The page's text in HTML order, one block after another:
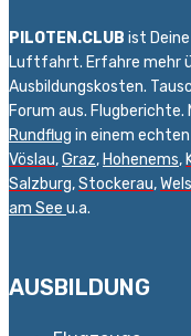
PILOTEN.CLUB ist
Luftfahrt. Erfahre mehr
Ausbildungskosten.
Forum aus. Flugberichte.
Rundflug in einem
Vöslau,Graz, Hohenems,
Salzburg,Stockerau,Wels
am See u.a.
AUSBILDUNG